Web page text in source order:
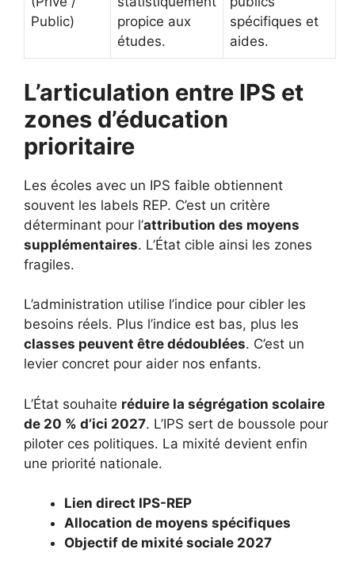
Public)
propice aux
études.
spécifiques et
aides.
L’articulation entre IPS et
zones d’éducation
prioritaire
Les écoles avec un IPS faible obtiennent
souvent les labels REP. C’est un critère
déterminant pour l’attribution des moyens
supplémentaires. L’État cible ainsi les zones
fragiles.
L’administration utilise l’indice pour cibler les
besoins réels. Plus l’indice est bas, plus les
classes peuvent être dédoublées. C’est un
levier concret pour aider nos enfants.
L’État souhaite réduire la ségrégation scolaire
de 20 % d’ici 2027. L’IPS sert de boussole pour
piloter ces politiques. La mixité devient enfin
une priorité nationale.
Lien direct IPS-REP
Allocation de moyens spécifiques
Objectif de mixité sociale 2027